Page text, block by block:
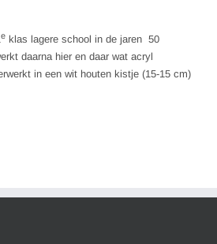
e klas lagere school in de jaren 50
daarna hier en daar wat acryl
in een wit houten kistje (15-15 cm)